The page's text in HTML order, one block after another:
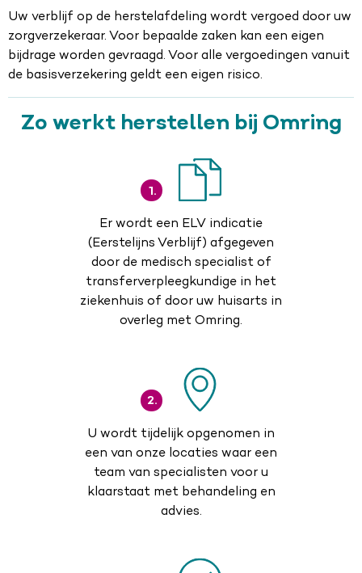
Uw verblijf op de herstelafdeling wordt vergoed door uw
zorgverzekeraar. Voor bepaalde zaken kan een eigen
bijdrage worden gevraagd. Voor alle vergoedingen vanuit
de basisverzekering geldt een eigen risico.
Zo werkt herstellen bij Omring
1.
Er wordt een ELV indicatie
(Eerstelijns Verblijf) afgegeven
door de medisch specialist of
transferverpleegkundige in het
ziekenhuis of door uw huisarts in
overleg met Omring.
2.
U wordt tijdelijk opgenomen in
een van onze locaties waar een
team van specialisten voor u
klaarstaat met behandeling en
advies.